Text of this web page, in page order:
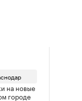
на новые
городе